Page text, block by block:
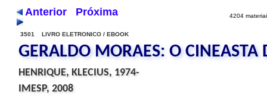
Anterior Próxima 4204
3501 LIVRO ELETRONICO / EBOOK
GERALDO MORAES: O CINEASTA
HENRIQUE, KLECIUS, 1974-
IMESP, 2008